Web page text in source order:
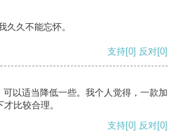
久久不能忘怀。
支持[0] 反对[0]
以适当降低一些。我个人觉得，一款加
比较合理。
支持[0] 反对[0]